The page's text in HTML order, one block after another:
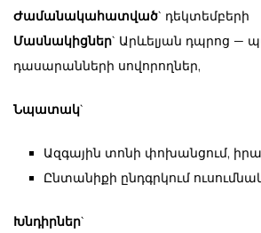
Ժամանակահատված` դեկտեմբերի
Մասնակիցներ` Արևելյան դպրոց —
դասարանների սովորողներ,
Նպատակ`
Ազգային տոնի փոխանցում,
Ընտանիքի ընդգրկում
Խնդիրներ`